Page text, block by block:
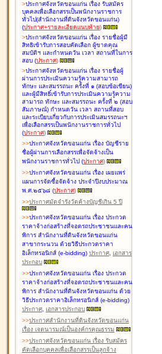
>ประกาศจังหวัดขอนแก่น เรื่อง รับสมัคร
บุคคลเพื่อเลือกสรรเป็นพนักงานราชการ
ทั่วไป(สำนักงานที่ดินจังหวัดขอนแก่น)
(ประกาศ+รายละเอียดแนบท้าย)
>ประกาศจังหวัดขอนแก่น เรื่อง รายชื่อผู้มี
สิทธิเข้ารับการสอบคัดเลือก ผู้ขาดคุณ
สมบัติฯ และกำหนดวัน เวลา สถานที่ในการ
สอบ (ประกาศ)
>ประกาศจังหวัดขอนแก่น เรื่อง รายชื่อผู้
ผ่านการประเมินความรู้ความสามารถ
ทักษะ และสมรรถนะ ครั้งที่ ๑ (สอบข้อเขียน)
และผู้มีสิทธิ์เข้ารับการประเมินความรู้ความ
สามารถ ทักษะ และสมรรถนะ ครั้งที่ ๒ (สอบ
สัมภาษณ์) กำหนดวัน เวลา สถานที่สอบ
และระเบียบเกี่ยวกับการประเมินสมรรถนะฯ
เพื่อเลือกสรรเป็นพนักงานราชการทั่วไป
(ประกาศ)
>>ประกาศจังหวัดขอนแก่น เรื่อง บัญชีราย
ชื่อผู้ผ่านการเลือกสรรเพื่อจัดจ้างเป็น
พนักงานราชการทั่วไป (ประกาศ)
>>ประกาศจังหวัดขอนแก่น เรื่อง เผยแพร่
แผนการจัดซื้อจัดจ้าง ประจำปีงบประมาณ
พ.ศ.๒๕๖๘ (ประกาศ)
>>ประกาศมัดจำรังวัดค้างบัญชีเกิน 5 ปี
>>ประกาศจังหวัดขอนแก่น เรื่อง ประกวด
ราคาจ้างก่อสร้างที่จอดรถประชาชนและคน
พิการ สำนักงานที่ดินจังหวัดขอนแก่น
สาขากระนวน ด้วยวิธีประกวดราคา
อิเล็กทรอนิกส์ (e-bidding) ประกาศ, เอกสาร
ประกอบ
>>ประกาศจังหวัดขอนแก่น เรื่อง ประกวด
ราคาจ้างก่อสร้างที่จอดรถประชาชนและคน
พิการ สำนักงานที่ดินจังหวัดขอนแก่น ด้วย
วิธีประกวดราคาอิเล็กทรอนิกส์ (e-bidding)
ประกาศ, เอกสารประกอบ
>>ประกาศสำนักงานที่ดินจังหวัดขอนแก่น
เรื่อง เจตนารมณ์เป็นองค์กรคุณธรรม
>>ประกาศจังหวัดขอนแก่น เรื่อง รับสมัคร
คัดเลือกบุคคลเพื่อเลือกสรรเป็นลูกจ้าง